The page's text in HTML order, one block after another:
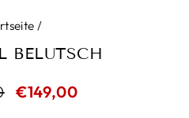
/
BELUTSCH
Sonderpreis
€149,00